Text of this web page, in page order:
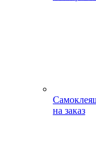
на заказ